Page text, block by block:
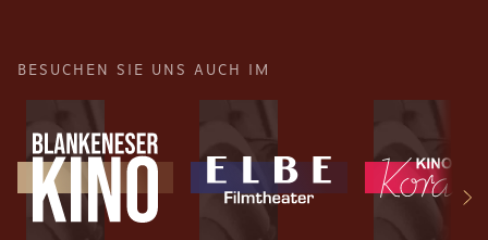
BESUCHEN SIE UNS AUCH IM